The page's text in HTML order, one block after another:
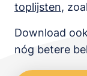
toplijsten,
Download
nóg betere